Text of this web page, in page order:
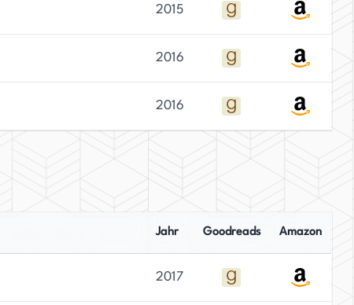
2015
2016
2016
Jahr Goodreads Amazon
2017